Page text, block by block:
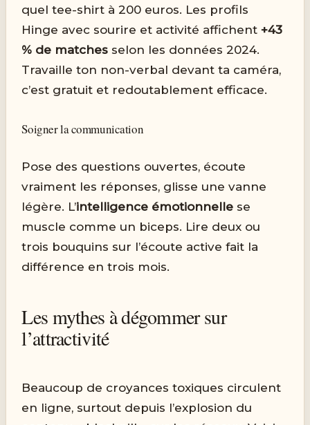
quel tee-shirt à 200 euros. Les profils
Hinge avec sourire et activité affichent +43
% de matches selon les données 2024.
Travaille ton non-verbal devant ta caméra,
c’est gratuit et redoutablement efficace.
Soigner la communication
Pose des questions ouvertes, écoute
vraiment les réponses, glisse une vanne
légère. L’intelligence émotionnelle se
muscle comme un biceps. Lire deux ou
trois bouquins sur l’écoute active fait la
différence en trois mois.
Les mythes à dégommer sur
l’attractivité
Beaucoup de croyances toxiques circulent
en ligne, surtout depuis l’explosion du